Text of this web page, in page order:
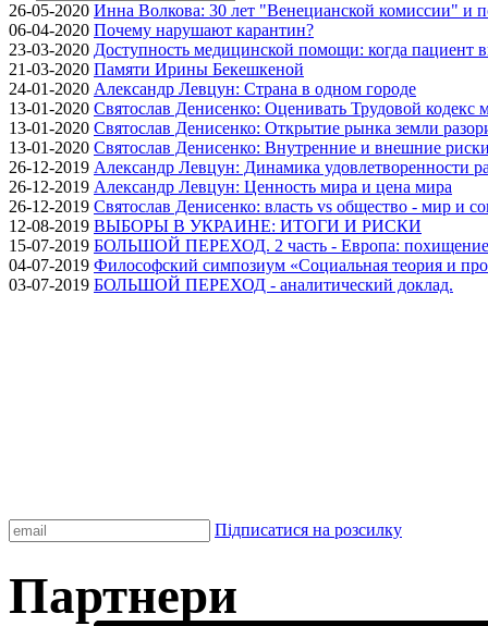
26-05-2020 Инна Волкова: 30 лет "Венецианской комиссии" и
06-04-2020 Почему нарушают карантин?
23-03-2020 Доступность медицинской помощи: когда пациент
21-03-2020 Памяти Ирины Бекешкеной
24-01-2020 Александр Левцун: Страна в одном городе
13-01-2020 Святослав Денисенко: Оценивать Трудовой кодекс
13-01-2020 Святослав Денисенко: Открытие рынка земли
13-01-2020 Святослав Денисенко: Внутренние и внешние
26-12-2019 Александр Левцун: Динамика удовлетворенности
26-12-2019 Александр Левцун: Ценность мира и цена мира
26-12-2019 Святослав Денисенко: власть vs общество - мир и
12-08-2019 ВЫБОРЫ В УКРАИНЕ: ИТОГИ И РИСКИ
15-07-2019 БОЛЬШОЙ ПЕРЕХОД. 2 часть - Европа: похищение
04-07-2019 Философский симпозиум «Социальная теория и
03-07-2019 БОЛЬШОЙ ПЕРЕХОД - аналитический доклад.
Підписатися на розсилку
Партнери